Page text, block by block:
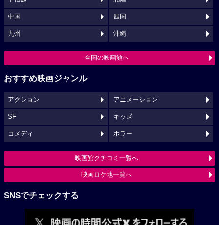
中国 四国
九州 沖縄
全国の映画館へ
おすすめ映画ジャンル
アクション アニメーション
SF キッズ
コメディ ホラー
映画館クチコミ一覧へ
映画ロケ地一覧へ
SNSでチェックする